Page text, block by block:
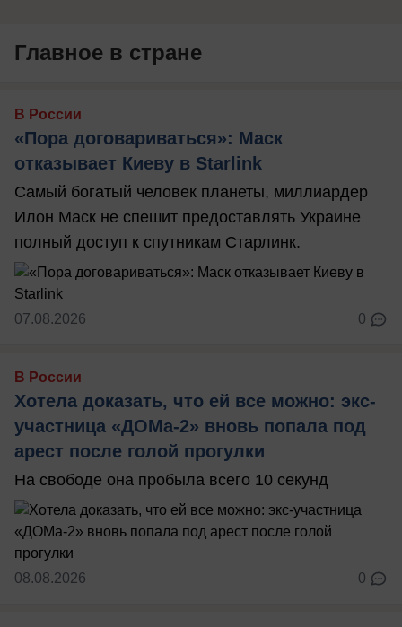
Главное в стране
В России
«Пора договариваться»: Маск
отказывает Киеву в Starlink
Самый богатый человек планеты, миллиардер
Илон Маск не спешит предоставлять Украине
полный доступ к спутникам Старлинк.
07.08.2026 0
В России
Хотела доказать, что ей все можно: экс-
участница «ДОМа-2» вновь попала под
арест после голой прогулки
На свободе она пробыла всего 10 секунд
08.08.2026 0